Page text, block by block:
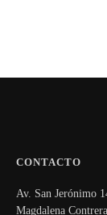
CONTACTO
Av. San Jerónimo
Magdalena